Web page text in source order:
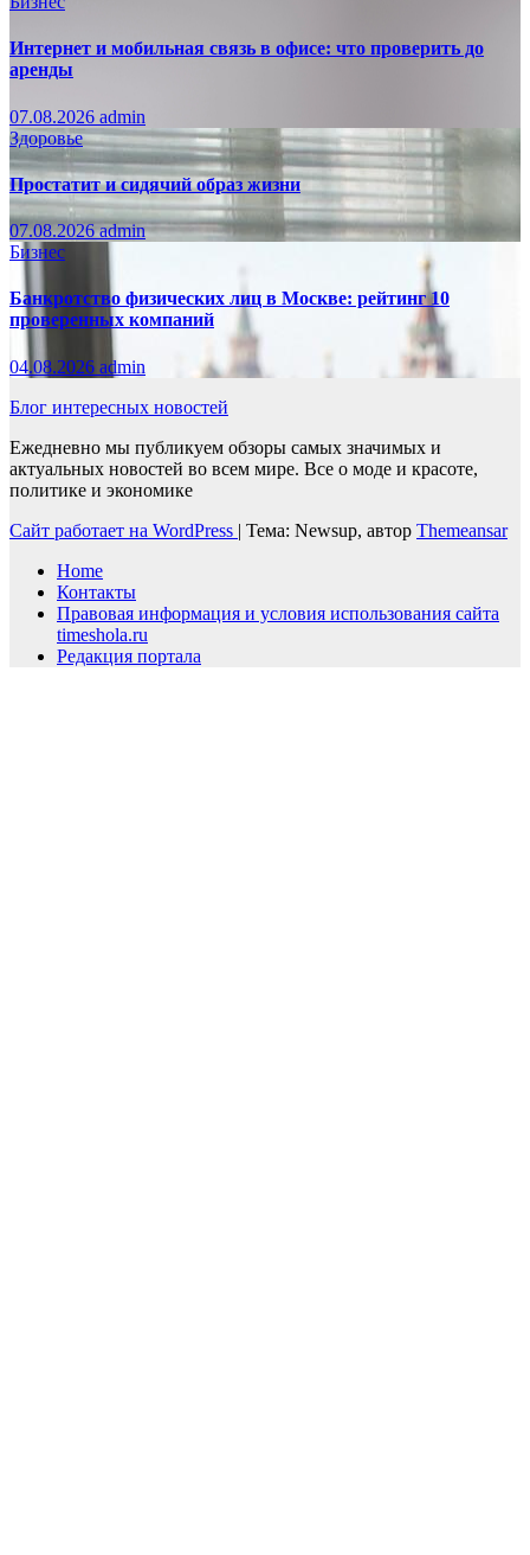
Интернет и мобильная связь в офисе: что проверить до
аренды
07.08.2026 admin
Здоровье
Простатит и сидячий образ жизни
07.08.2026admin
Бизнес
Банкротство физических лиц в Москве: рейтинг 10
проверенных компаний
04.08.2026 admin
Блог интересных новостей
Ежедневно мы публикуем обзоры самых значимых и
актуальных новостей во всем мире. Все о моде и красоте,
политике и экономике
Сайт работает на WordPress | Тема: Newsup, автор Themeansar
Home
Контакты
Правовая информация и условия использования сайта
timeshola.ru
Редакция портала